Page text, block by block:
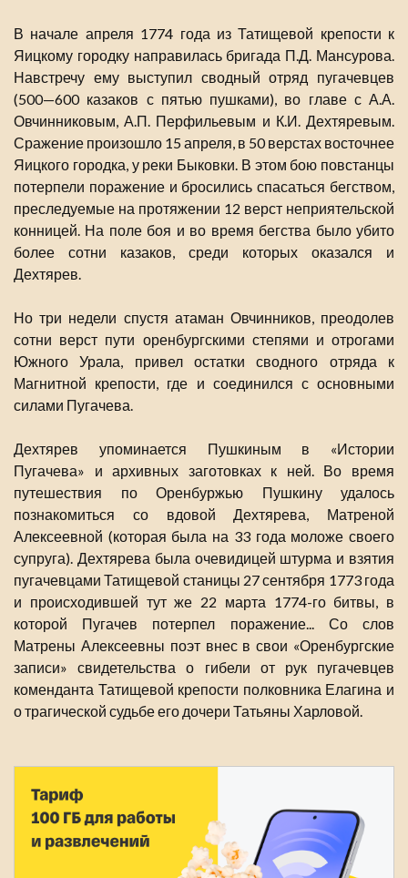
В начале апреля 1774 года из Татищевой крепости к
Яицкому городку направилась бригада П.Д. Мансурова.
Навстречу ему выступил сводный отряд пугачевцев
(500—600 казаков с пятью пушками), во главе с А.А.
Овчинниковым, А.П. Перфильевым и К.И. Дехтяревым.
Сражение произошло 15 апреля, в 50 верстах восточнее
Яицкого городка, у реки Быковки. В этом бою повстанцы
потерпели поражение и бросились спасаться бегством,
преследуемые на протяжении 12 верст неприятельской
конницей. На поле боя и во время бегства было убито
более сотни казаков, среди которых оказался и
Дехтярев.
Но три недели спустя атаман Овчинников, преодолев
сотни верст пути оренбургскими степями и отрогами
Южного Урала, привел остатки сводного отряда к
Магнитной крепости, где и соединился с основными
силами Пугачева.
Дехтярев упоминается Пушкиным в «Истории
Пугачева» и архивных заготовках к ней. Во время
путешествия по Оренбуржью Пушкину удалось
познакомиться со вдовой Дехтярева, Матреной
Алексеевной (которая была на 33 года моложе своего
супруга). Дехтярева была очевидицей штурма и взятия
пугачевцами Татищевой станицы 27 сентября 1773 года
и происходившей тут же 22 марта 1774-го битвы, в
которой Пугачев потерпел поражение... Со слов
Матрены Алексеевны поэт внес в свои «Оренбургские
записи» свидетельства о гибели от рук пугачевцев
коменданта Татищевой крепости полковника Елагина и
о трагической судьбе его дочери Татьяны Харловой.